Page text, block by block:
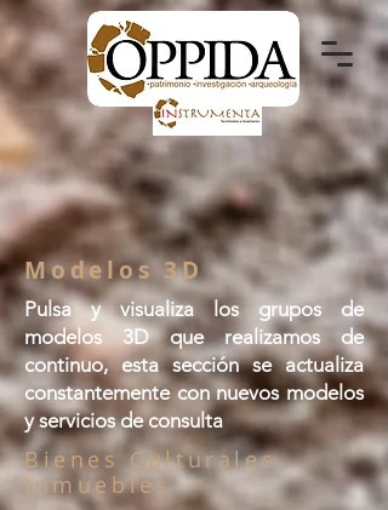
Modelos 3D
Pulsa y visualiza los grupos de
modelos 3D que realizamos de
continuo, esta sección se actualiza
constantemente con nuevos modelos
y servicios de consulta
Bienes Culturales
Inmuebles